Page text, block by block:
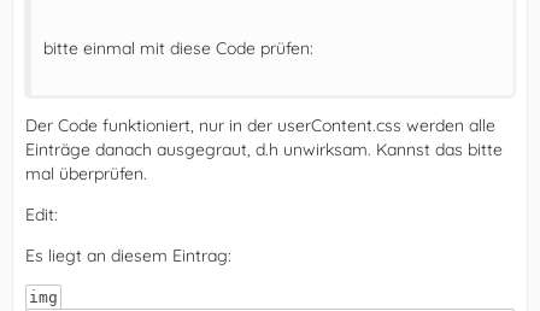
bitte einmal mit diese Code prüfen:
Der Code funktioniert, nur in der userContent.css werden alle
Einträge danach ausgegraut, d.h unwirksam. Kannst das bitte
mal überprüfen.
Edit:
Es liegt an diesem Eintrag:
img